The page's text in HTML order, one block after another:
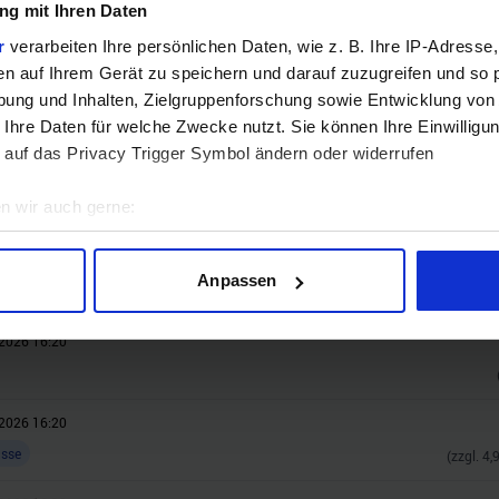
mit Ihren Daten
verarbeiten Ihre persönlichen Daten, wie z. B. Ihre IP-
auf Ihrem Gerät zu speichern und darauf zuzugreifen und so
und Inhalten, Zielgruppenforschung sowie Entwicklung
Daten für welche Zwecke nutzt. Sie können Ihre
das Privacy Trigger Symbol ändern oder widerrufen
wir auch gerne:
Lage erfassen, welche bis auf einige Meter genau
Ihre persönlichen Daten verarbeitet werden, und legen Sie
und Anzeigen zu personalisieren, Funktionen für soziale
soziale Medien, Werbung und Analysen weiter. Unsere
zusammen, die Sie ihnen bereitgestellt haben oder die
Anpassen
gewinnen. Die Komponenten, den Zusammenbau, die Spiele-
Jetzt teilnehmen!
16:20
16:20
(zzgl.